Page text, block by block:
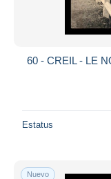
60 - CREIL - LE
Estatus
Nuevo